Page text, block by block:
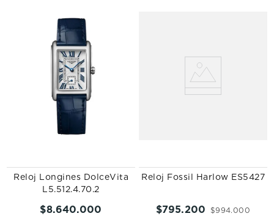
Reloj Longines DolceVita
L5.512.4.70.2
$8.640.000
Reloj Fossil Harlow ES5427
$994.000
$795.200